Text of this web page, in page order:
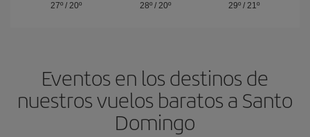
27º/ 20º
28º/ 20º
29º /21º
Eventos en los destinos de
nuestros vuelos baratos a Santo
Domingo